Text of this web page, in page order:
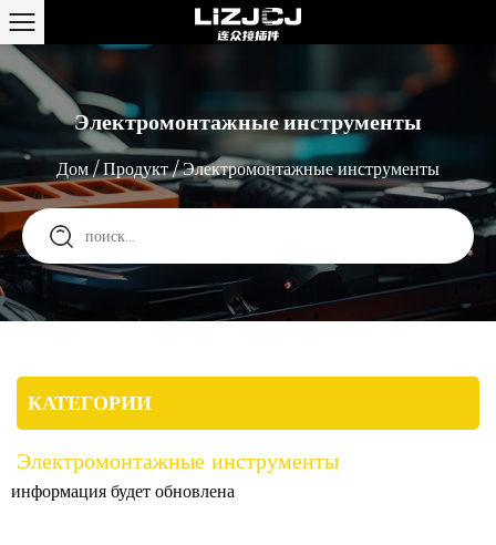
Электромонтажные инструменты
Дом/Продукт/Электромонтажные инструменты
КАТЕГОРИИ
Электромонтажные инструменты
информация будет обновлена